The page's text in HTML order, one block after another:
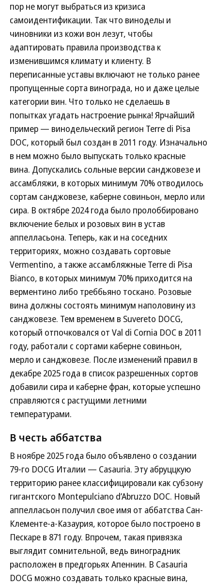
пор не могут выбраться из кризиса
самоидентификации. Так что виноделы и
чиновники из кожи вон лезут, чтобы
адаптировать правила производства к
изменившимся климату и клиенту. В
переписанные уставы включают не только ранее
пропущенные сорта винограда, но и даже целые
категории вин. Что только не сделаешь в
попытках угадать настроение рынка! Ярчайший
пример — винодельческий регион Terre di Pisa
DOC, который был создан в 2011 году. Изначально
в нем можно было выпускать только красные
вина. Допускались сольные версии санджовезе и
ассамбляжи, в которых минимум 70% отводилось
сортам санджовезе, каберне совиньон, мерло или
сира. В октябре 2024 года было пролоббировано
включение белых и розовых вин в устав
аппелласьона. Теперь, как и на соседних
территориях, можно создавать сортовые
Vermentino, а также ассамбляжные Terre di Pisa
Bianco, в которых минимум 70% приходится на
верментино либо треббьяно тоскано. Розовые
вина должны состоять минимум наполовину из
санджовезе. Тем временем в Suvereto DOCG,
который отпочковался от Val di Cornia DOC в 2011
году, работали с сортами каберне совиньон,
мерло и санджовезе. После изменений правил в
декабре 2025 года в список разрешенных сортов
добавили сира и каберне фран, которые успешно
справляются с растущими летними
температурами.
В честь аббатства
В ноябре 2025 года было объявлено о создании
79-го DOCG Италии — Casauria. Эту абруццкую
территорию ранее классифицировали как субзону
гигантского Montepulciano d’Abruzzo DOC. Новый
аппелласьон получил свое имя от аббатства Сан-
Клементе-а-Казаурия, которое было построено в
Пескаре в 871 году. Впрочем, такая привязка
выглядит сомнительной, ведь виноградник
расположен в предгорьях Апеннин. В Casauria
DОCG можно создавать только красные вина,